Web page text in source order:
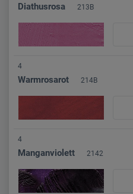
Diathusrosa 213B
4
Warmrosarot 214B
4
Manganviolett 2142